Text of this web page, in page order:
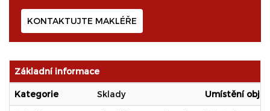
KONTAKTUJTE MAKLÉŘE
Základní informace
Kategorie Sklady Umístění